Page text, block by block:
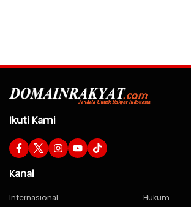
Ikuti Kami
Kanal
Internasional
Hukum